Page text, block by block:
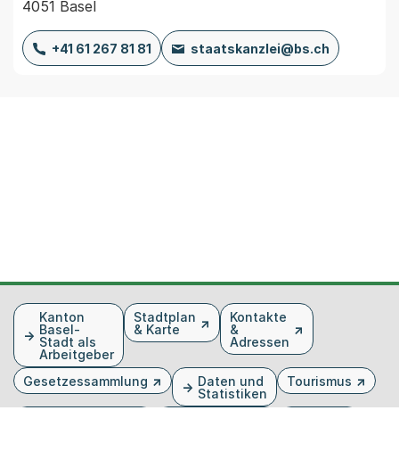
4051 Basel
+41 61 267 81 81 staatskanzlei@bs.ch
FusszeileKanton
Basel-
Stadt als
Arbeitgeber
Stadtplan
& Karte
Kontakte
&
Adressen
Gesetzessammlung
Daten und
Statistiken
Tourismus